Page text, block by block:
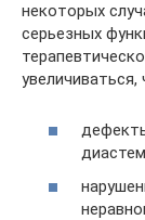
некоторых
серьезных